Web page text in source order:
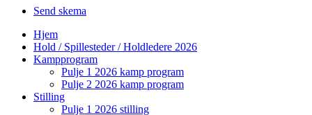
Send skema
Hjem
Hold / Spillesteder / Holdledere 2026
Kampprogram
Pulje 1 2026 kamp program
Pulje 2 2026 kamp program
Stilling
Pulje 1 2026 stilling